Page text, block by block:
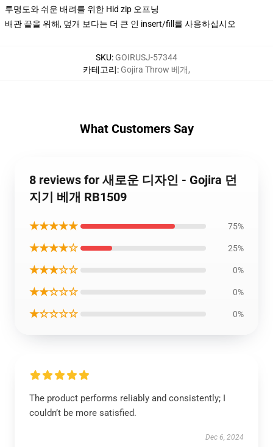
투명도와 쉬운 배려를 위한 Hid zip 오프닝
배관 끝을 위해, 덮개 보다는 더 큰 인 insert/fill를 사용하십시오
SKU: GOIRUSJ-57344
카테고리: Gojira Throw 베개,
What Customers Say
8 reviews for 새로운 디자인 - Gojira 던
지기 베개 RB1509
★★★★★ 75%
★★★★☆ 25%
★★★☆☆ 0%
★★☆☆☆ 0%
★☆☆☆☆ 0%
The product performs reliably and consistently; I
couldn’t be more satisfied.
Dec 6, 2024